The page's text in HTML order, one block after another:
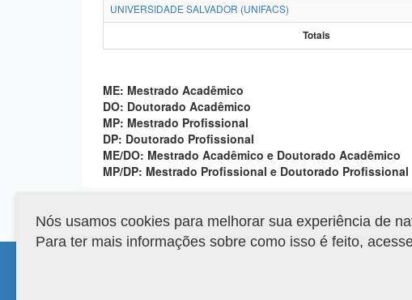
UNIVERSIDADE SALVADOR (UNIFACS)
Totais
ME: Mestrado Acadêmico
DO: Doutorado Acadêmico
MP: Mestrado Profissional
DP: Doutorado Profissional
ME/DO: Mestrado Acadêmico e Doutorado Acadêmico
MP/DP: Mestrado Profissional e Doutorado Profissional
Nós usamos cookies para melhorar sua experiência de
Para ter mais informações sobre como isso é feito,